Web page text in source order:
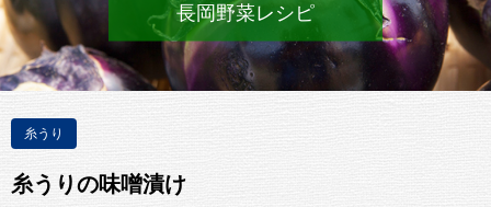
長岡野菜レシピ
糸うり
糸うりの味噌漬け